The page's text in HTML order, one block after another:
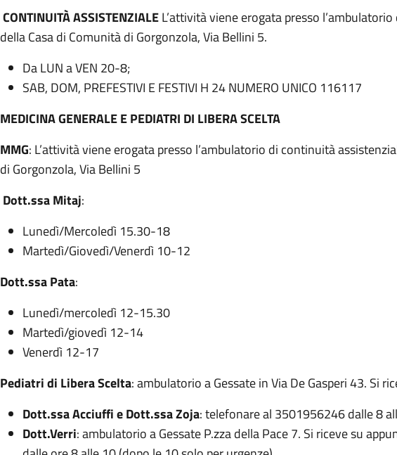
CONTINUITÀ ASSISTENZIALEL’attività viene erogata presso
della Casa di Comunità di Gorgonzola, Via Bellini 5.
Da LUN a VEN 20-8;
SAB, DOM, PREFESTIVI E FESTIVI H 24 NUMERO UNICO 116117
MEDICINA GENERALE E PEDIATRI DI LIBERA SCELTA
MMG: L’attività viene erogata presso l’ambulatorio di continuità
di Gorgonzola, Via Bellini 5
Dott.ssa Mitaj:
Lunedì/Mercoledì 15.30-18
Martedì/Giovedì/Venerdì 10-12
Dott.ssa Pata:
Lunedì/mercoledì 12-15.30
Martedì/giovedì 12-14
Venerdì 12-17
Pediatri di Libera Scelta: ambulatorio a Gessate in Via De Gasperi 43. Si
Dott.ssa Acciuffi e Dott.ssa Zoja: telefonare al 3501956246 dalle 8
Dott.Verri: ambulatorio a Gessate P.zza della Pace 7. Si riceve su